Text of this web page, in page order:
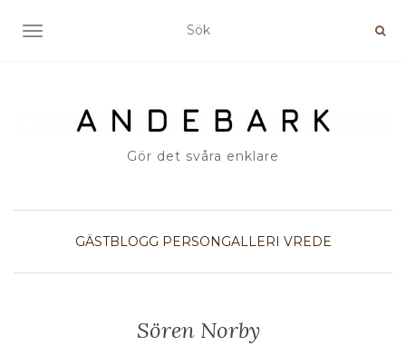
SLÅ PÅ/AV NAVIGERING
Gör det svåra enklare
GÄSTBLOGG PERSONGALLERI VREDE
Sören Norby